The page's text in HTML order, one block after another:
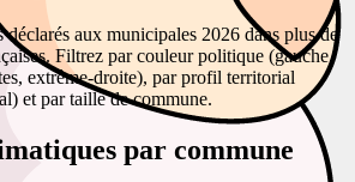
déclarés aux municipales 2026 dans plus de
Filtrez par couleur politique (gauche,
extrême-droite), par profil territorial
et par taille de commune.
par commune